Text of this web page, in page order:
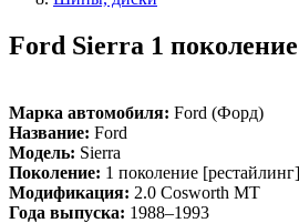
Ford Sierra 1
Марка автомобиля: Ford (Форд)
Название: Ford
Модель: Sierra
Поколение: 1 поколение
Модификация: 2.0 Cosworth MT
Года выпуска: 1988–1993